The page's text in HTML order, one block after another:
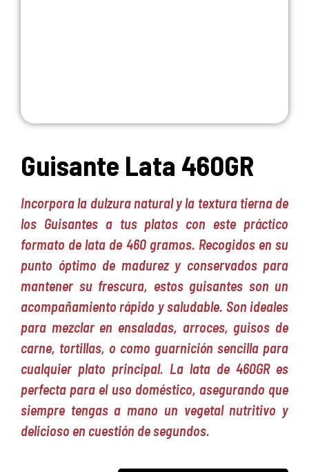
Guisante Lata 460GR
Incorpora la dulzura natural y la textura tierna de
los Guisantes a tus platos con este práctico
formato de lata de 460 gramos. Recogidos en su
punto óptimo de madurez y conservados para
mantener su frescura, estos guisantes son un
acompañamiento rápido y saludable. Son ideales
para mezclar en ensaladas, arroces, guisos de
carne, tortillas, o como guarnición sencilla para
cualquier plato principal. La lata de 460GR es
perfecta para el uso doméstico, asegurando que
siempre tengas a mano un vegetal nutritivo y
delicioso en cuestión de segundos.